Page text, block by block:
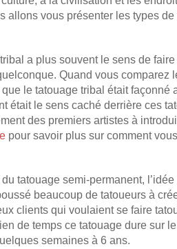
allons vous présenter les types
a plus souvent le sens de
Quand vous comparez
le tatouage tribal était
était le sens caché derrière ces
des premiers artistes à
pour savoir plus sur comment
tatouage semi-permanent,
beaucoup de tatoueurs à
clients qui voulaient se faire
de temps ce tatouage dure sur
semaines à 6 ans.